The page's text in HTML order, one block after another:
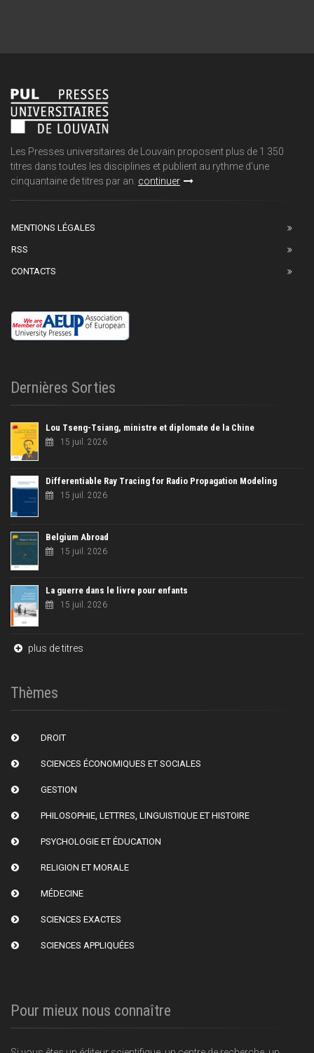
Les Presses universitaires de Louvain proposent plus de 1 350
titres dans toutes les disciplines et publient au rythme d'une
cinquantaine de titres par an. continuer
MENTIONS LÉGALES
RSS
CONTACTS
Dernières Sorties
Lou Tseng-Tsiang, ministre et diplomate de la Chine
15 juil. 2026
Differentiable Ray Tracing for Radio Propagation Modeling
15 juil. 2026
Belgium Abroad
15 juil. 2026
La guerre dans le livre pour enfants
15 juil. 2026
plus de titres
Thèmes
DROIT
SCIENCES ÉCONOMIQUES ET SOCIALES
GESTION
PHILOSOPHIE, LETTRES, LINGUISTIQUE ET HISTOIRE
PSYCHOLOGIE ET ÉDUCATION
RELIGION ET MORALE
MÉDECINE
SCIENCES EXACTES
SCIENCES APPLIQUÉES
Pour mieux nous connaître